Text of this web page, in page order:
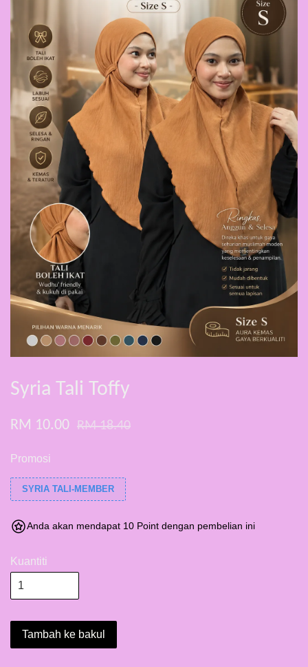
Syria Tali Toffy
RM 10.00 RM 18.40
Promosi
SYRIA TALI-MEMBER
Anda akan mendapat 10 Point dengan pembelian ini
Kuantiti
Tambah ke bakul